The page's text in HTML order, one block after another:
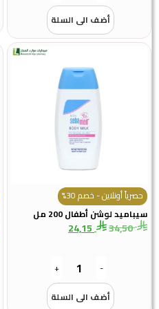
أضف الى السلة
حصرياً أونلاين - خصم 30%
سيباميد لوشن أطفال 200 مل
34,50
24,15
-
+
أضف الى السلة